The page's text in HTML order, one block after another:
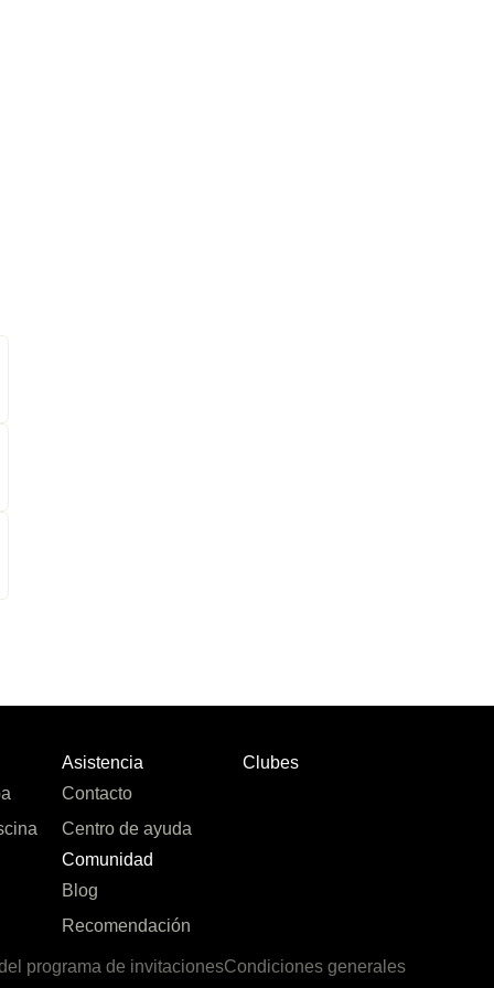
Asistencia
Contacto
Centro de ayuda
Comunidad
Blog
Recomendación
Clubes
programa de invitacionesCondiciones generales